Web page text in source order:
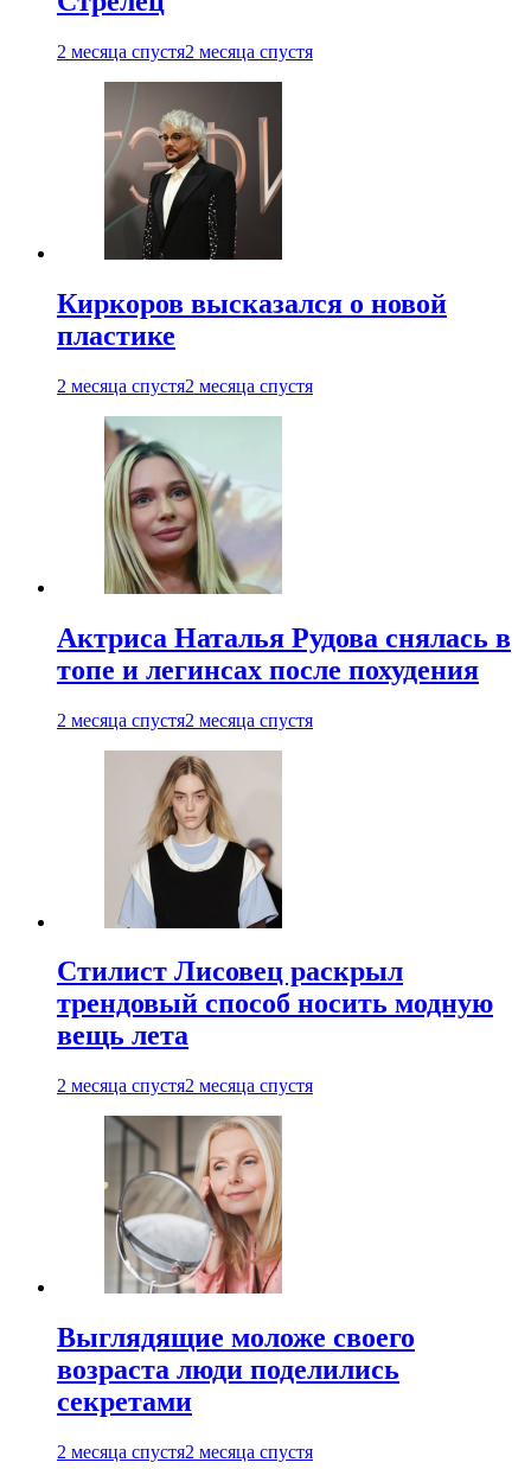
2 месяца спустя2 месяца спустя
Киркоров высказался о новой
пластике
2 месяца спустя2 месяца спустя
Актриса Наталья Рудова снялась в
топе и легинсах после похудения
2 месяца спустя2 месяца спустя
Стилист Лисовец раскрыл
трендовый способ носить модную
вещь лета
2 месяца спустя2 месяца спустя
Выглядящие моложе своего
возраста люди поделились
секретами
2 месяца спустя2 месяца спустя